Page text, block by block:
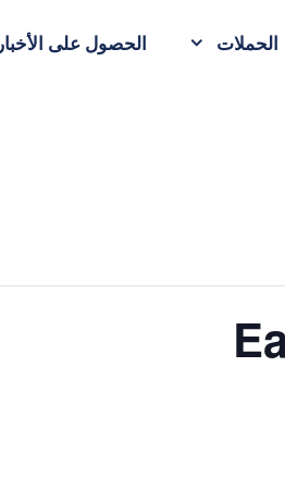
الحملات الحصول على الأخبار